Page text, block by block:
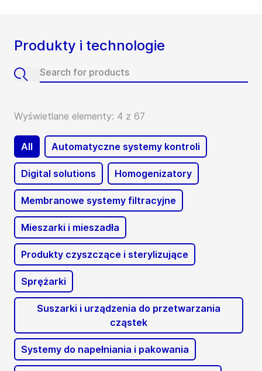
Produkty i technologie
Wyświetlane elementy: 4 z 67
All Automatyczne systemy kontroli
Digital solutions Homogenizatory
Membranowe systemy filtracyjne
Mieszarki i mieszadła
Produkty czyszczące i sterylizujące
Sprężarki
Suszarki i urządzenia do przetwarzania
cząstek
Systemy do napełniania i pakowania